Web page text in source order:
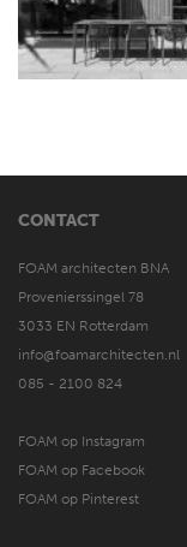
CONTACT
FOAM architecten BNA
Provenierssingel 78
3033 EN Rotterdam
info@foamarchitecten.nl
085 - 2100 824
FOAM op Instagram
FOAM op Facebook
FOAM op Pinterest